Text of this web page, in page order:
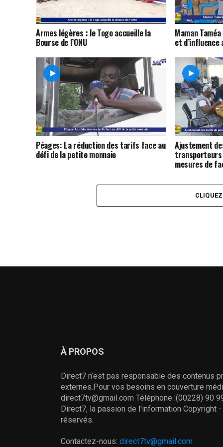
Armes légères : le Togo accueille la
Bourse de l’ONU
Maman
et d’influence
Péages: La réduction des tarifs face au
défi de la petite monnaie
Ajustement
mesures de
À PROPOS
Direct7 n’est pas responsable des contenus
externes.Pour vos besoins en couverture
direct7tv@gmail.com Téléphone :(00228) 90
Direct7, la passion de l'information Copyright
réservés.
Contactez-nous: direct7tv@gmail.com